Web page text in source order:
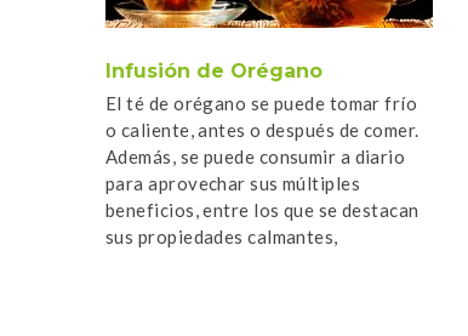
Infusión de Orégano
El té de orégano se puede tomar frío
o caliente, antes o después de comer.
Además, se puede consumir a diario
para aprovechar sus múltiples
beneficios, entre los que se destacan
sus propiedades calmantes,